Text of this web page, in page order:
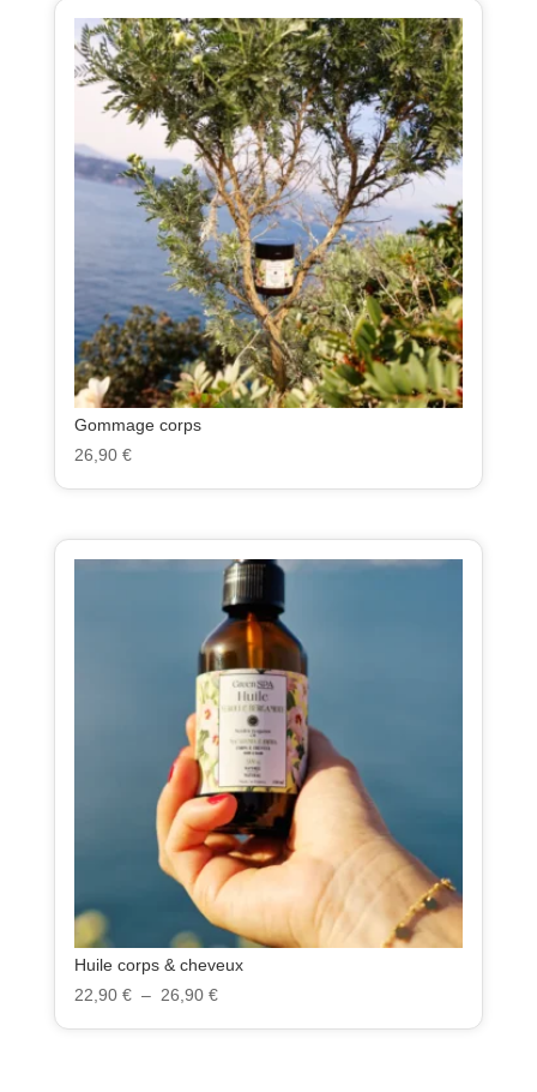
Gommage corps
26,90 €
Huile corps & cheveux
22,90 € – 26,90 €Plage